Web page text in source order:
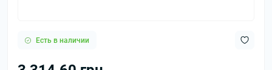
Есть в наличии